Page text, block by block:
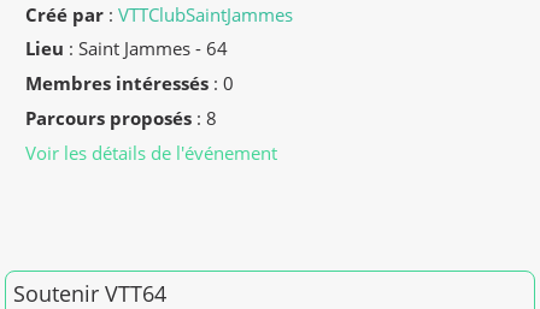
Créé par :VTTClubSaintJammes
Lieu :Saint Jammes - 64
Membres intéressés : 0
Parcours proposés : 8
Voir les détails de l'événement
Soutenir VTT64